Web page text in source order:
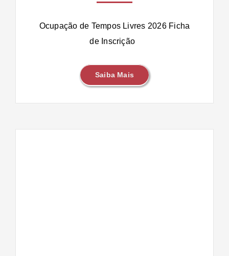
Ocupação de Tempos Livres 2026 Ficha
de Inscrição
Saiba Mais